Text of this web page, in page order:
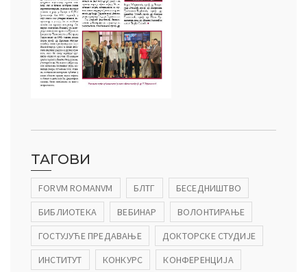
ТАГОВИ
FORVM ROMANVM БЛТГ
БЕСЕДНИШТВО
БИБЛИОТЕКА
ВЕБИНАР
ВОЛОНТИРАЊЕ
ГОСТУЈУЋЕ ПРЕДАВАЊЕ
ДОКТОРСКЕ СТУДИЈЕ
ИНСТИТУТ
КОНКУРС
КОНФЕРЕНЦИЈА